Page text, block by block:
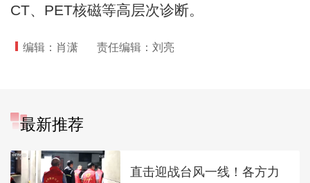
CT、PET核磁等高层次诊断。
编辑：肖潇 责任编辑：刘亮
最新推荐
直击迎战台风一线！各方力